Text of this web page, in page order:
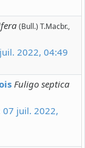
(Bull.) T.Macbr.,
2022, 04:49
Fuligo septica
07 juil. 2022,